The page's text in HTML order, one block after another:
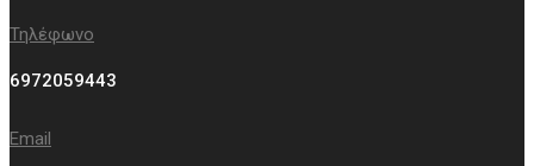
Τηλέφωνο
6972059443
Email